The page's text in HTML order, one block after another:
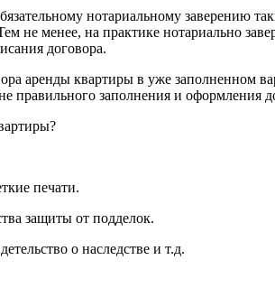
нотариальному заверению
не менее, на практике нотариально
договора.
аренды квартиры в уже заполненном
правильного заполнения и оформления
печати.
защиты от подделок.
о наследстве и т.д.